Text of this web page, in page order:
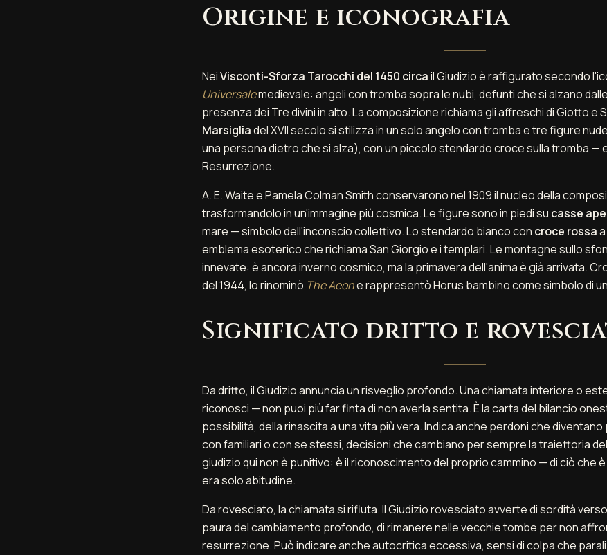
Origine e iconografia
NeiVisconti-Sforza Tarocchi del 1450 circail Giudizio è raffigurato secondo
Universalemedievale: angeli con tromba sopra le nubi, defunti che si alzano
presenza dei Tre divini in alto. La composizione richiama gli affreschi di Giotto e
Marsigliadel XVII secolo si stilizza in un solo angelo con tromba e tre figure
una persona dietro che si alza), con un piccolo stendardo croce sulla tromba —
Resurrezione.
A. E. Waite e Pamela Colman Smith conservarono nel 1909 il nucleo della
trasformandolo in un'immagine più cosmica. Le figure sono in piedi su casse
mare — simbolo dell'inconscio collettivo. Lo stendardo bianco con croce rossa
emblema esoterico che richiama San Giorgio e i templari. Le montagne sullo
innevate: è ancora inverno cosmico, ma la primavera dell'anima è già arrivata.
del 1944, lo rinominò The Aeone rappresentò Horus bambino come simbolo di
Significato dritto e
Da dritto, il Giudizio annuncia un risveglio profondo. Una chiamata interiore o
riconosci — non puoi più far finta di non averla sentita. È la carta del bilancio
possibilità, della rinascita a una vita più vera. Indica anche perdoni che
con familiari o con se stessi, decisioni che cambiano per sempre la traiettoria
giudizio qui non è punitivo: è il riconoscimento del proprio cammino — di ciò che
era solo abitudine.
Da rovesciato, la chiamata si rifiuta. Il Giudizio rovesciato avverte di sordità
paura del cambiamento profondo, di rimanere nelle vecchie tombe per non
resurrezione. Può indicare anche autocritica eccessiva, sensi di colpa che